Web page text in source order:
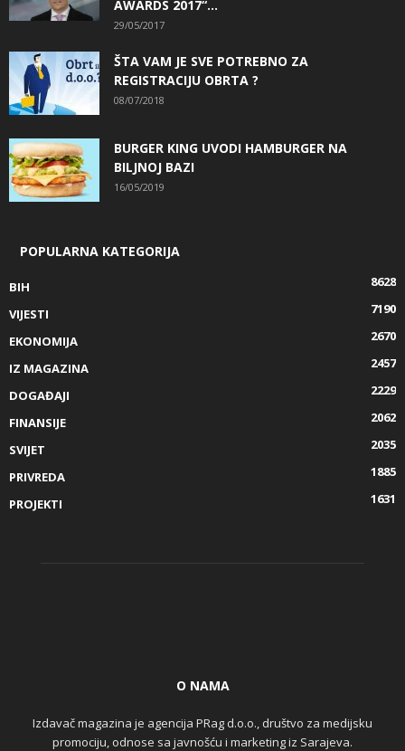
AWARDS 2017“...
29/05/2017
ŠTA VAM JE SVE POTREBNO ZA
REGISTRACIJU OBRTA ?
08/07/2018
BURGER KING UVODI HAMBURGER NA
BILJNOJ BAZI
16/05/2019
POPULARNA KATEGORIJA
BIH
8628
VIJESTI
7190
EKONOMIJA
2670
IZ MAGAZINA
2457
DOGAĐAJI
2229
FINANSIJE
2062
SVIJET
2035
PRIVREDA
1885
PROJEKTI
1631
O NAMA
Izdavač magazina je agencija PRag d.o.o., društvo za medijsku
promociju, odnose sa javnošću i marketing iz Sarajeva.